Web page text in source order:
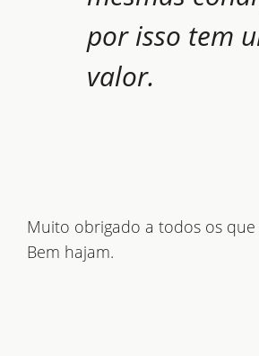
por isso tem
valor.
Muito obrigado a todos os que
Bem hajam.